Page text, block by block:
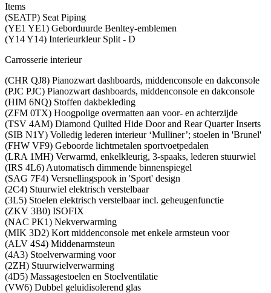
Items
(SEATP) Seat Piping
(YE1 YE1) Geborduurde Benltey-emblemen
(Y14 Y14) Interieurkleur Split - D
Carrosserie interieur
(CHR QJ8) Pianozwart dashboards, middenconsole en dakconsole
(PJC PJC) Pianozwart dashboards, middenconsole en dakconsole
(HIM 6NQ) Stoffen dakbekleding
(ZFM 0TX) Hoogpolige overmatten aan voor- en achterzijde
(TSV 4AM) Diamond Quilted Hide Door and Rear Quarter Inserts
(SIB N1Y) Volledig lederen interieur ‘Mulliner’; stoelen in 'Brunel'
(FHW VF9) Geboorde lichtmetalen sportvoetpedalen
(LRA 1MH) Verwarmd, enkelkleurig, 3-spaaks, lederen stuurwiel
(IRS 4L6) Automatisch dimmende binnenspiegel
(SAG 7F4) Versnellingspook in 'Sport' design
(2C4) Stuurwiel elektrisch verstelbaar
(3L5) Stoelen elektrisch verstelbaar incl. geheugenfunctie
(ZKV 3B0) ISOFIX
(NAC PK1) Nekverwarming
(MIK 3D2) Kort middenconsole met enkele armsteun voor
(ALV 4S4) Middenarmsteun
(4A3) Stoelverwarming voor
(2ZH) Stuurwielverwarming
(4D5) Massagestoelen en Stoelventilatie
(VW6) Dubbel geluidisolerend glas